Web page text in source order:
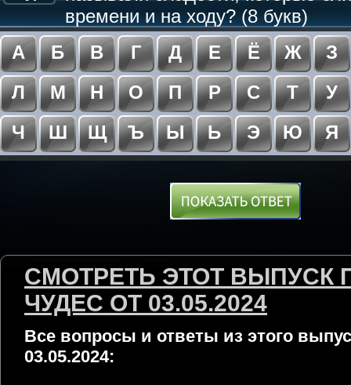
времени и на ходу? (8 букв)
А
Б В Г Д Е Ё Ж
З
Л
М Н О П Р С Т
У
Ч
Ш Щ Ъ Ы Ь Э Ю Я
СМОТРЕТЬ ЭТОТ ВЫПУСК
ЧУДЕС ОТ 03.05.2024
Все вопросы и ответы из этого
03.05.2024: